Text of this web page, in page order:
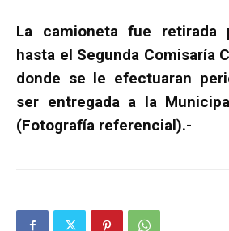
La camioneta fue retirada
hasta el Segunda Comisaría
donde se le efectuaran
ser entregada a la
(Fotografía referencial).-